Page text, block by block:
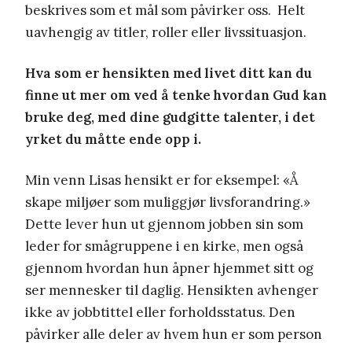
beskrives som et mål som påvirker oss. Helt
uavhengig av titler, roller eller livssituasjon.
Hva som er hensikten med livet ditt kan du
finne ut mer om ved å tenke hvordan Gud kan
bruke deg, med dine gudgitte talenter, i det
yrket du måtte ende opp i.
Min venn Lisas hensikt er for eksempel: «Å
skape miljøer som muliggjør livsforandring.»
Dette lever hun ut gjennom jobben sin som
leder for smågruppene i en kirke, men også
gjennom hvordan hun åpner hjemmet sitt og
ser mennesker til daglig. Hensikten avhenger
ikke av jobbtittel eller forholdsstatus. Den
påvirker alle deler av hvem hun er som person